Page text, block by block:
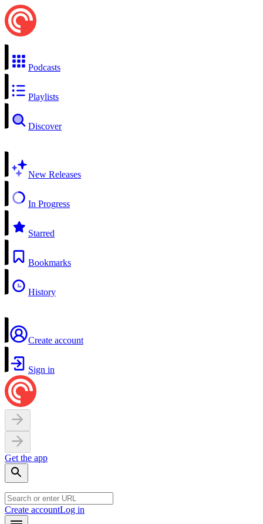
Podcasts
Playlists
Discover
New Releases
In Progress
Starred
Bookmarks
History
Create account
Sign in
Get the app
Create accountLog in